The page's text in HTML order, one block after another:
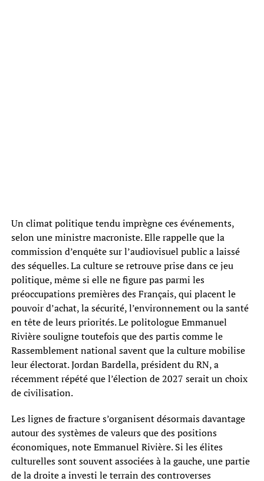
Un climat politique tendu imprègne ces événements,
selon une ministre macroniste. Elle rappelle que la
commission d’enquête sur l’audiovisuel public a laissé
des séquelles. La culture se retrouve prise dans ce jeu
politique, même si elle ne figure pas parmi les
préoccupations premières des Français, qui placent le
pouvoir d’achat, la sécurité, l’environnement ou la santé
en tête de leurs priorités. Le politologue Emmanuel
Rivière souligne toutefois que des partis comme le
Rassemblement national savent que la culture mobilise
leur électorat. Jordan Bardella, président du RN, a
récemment répété que l’élection de 2027 serait un choix
de civilisation.
Les lignes de fracture s’organisent désormais davantage
autour des systèmes de valeurs que des positions
économiques, note Emmanuel Rivière. Si les élites
culturelles sont souvent associées à la gauche, une partie
de la droite a investi le terrain des controverses